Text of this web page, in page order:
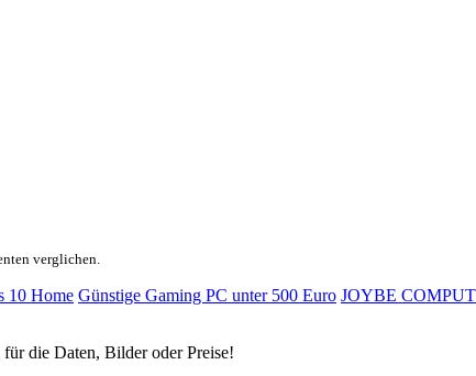
verglichen.
10 Home Günstige Gaming PC unter 500 Euro JOYBE
die Daten, Bilder oder Preise!